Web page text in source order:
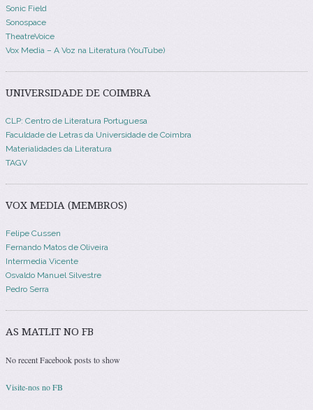
Sonic Field
Sonospace
TheatreVoice
Vox Media – A Voz na Literatura (YouTube)
UNIVERSIDADE DE COIMBRA
CLP: Centro de Literatura Portuguesa
Faculdade de Letras da Universidade de Coimbra
Materialidades da Literatura
TAGV
VOX MEDIA (MEMBROS)
Felipe Cussen
Fernando Matos de Oliveira
Intermedia Vicente
Osvaldo Manuel Silvestre
Pedro Serra
AS MATLIT NO FB
No recent Facebook posts to show
Visite-nos no FB